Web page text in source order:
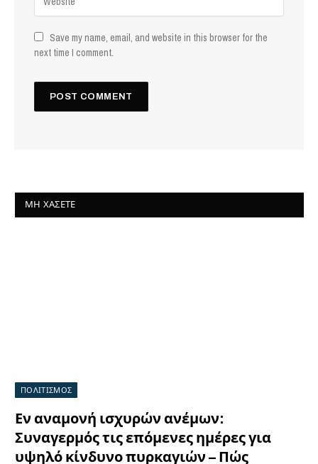
Save my name, email, and website in this browser for the
next time I comment.
ΜΗ ΧΆΣΕΤΕ
ΠΟΛΙΤΙΣΜΟΣ
Εν αναμονή ισχυρών ανέμων:
Συναγερμός τις επόμενες ημέρες για
υψηλό κίνδυνο πυρκαγιών – Πώς